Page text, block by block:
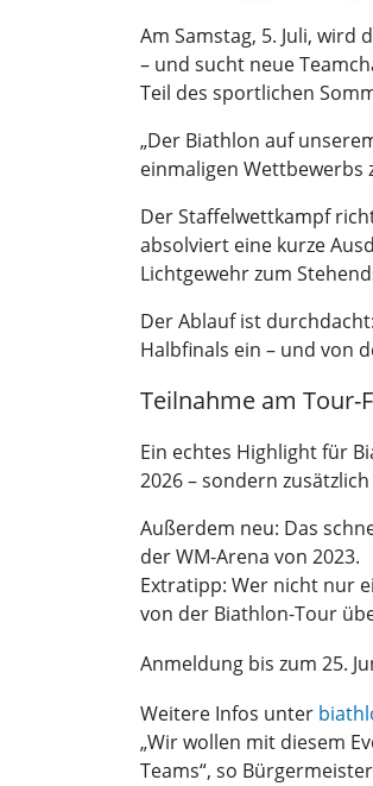
Am Samstag, 5. Juli,
– und sucht neue
Teil des sportlichen
„Der Biathlon auf
einmaligen Wettbewerbs
Der Staffelwettkampf
absolviert eine kurze
Lichtgewehr zum
Der Ablauf ist
Halbfinals ein – und von
Teilnahme am Tour-
Ein echtes Highlight für
2026 – sondern
Außerdem neu: Das
der WM-Arena von 2023.
Extratipp: Wer nicht nur
von der Biathlon-Tour
Anmeldung bis zum 25.
Weitere Infos unter
„Wir wollen mit diesem
Teams“, so